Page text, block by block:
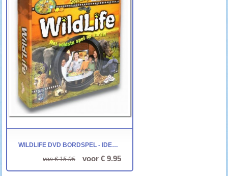
WILDLIFE DVD BORDSPEL - IDENTITY GAMES
van € 15.95
voor € 9.95